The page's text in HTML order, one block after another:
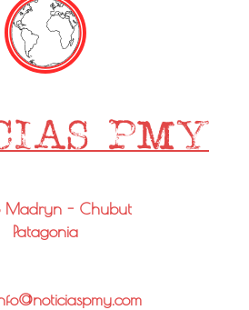
Madryn - Chubut
Patagonia